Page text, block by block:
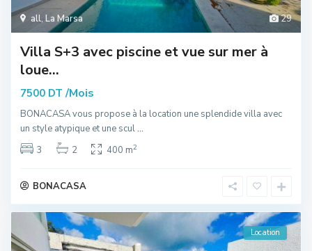
29
all, La Marsa
Villa S+3 avec piscine et vue sur mer à
loue...
7500 DT /Mois
BONACASA vous propose à la location une splendide villa avec
un style atypique et une scul...
3
2 400 m2
BONACASA
Location